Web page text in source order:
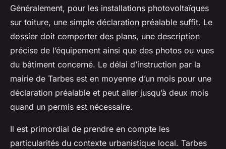
Généralement, pour les installations photovoltaïques
sur toiture, une simple déclaration préalable suffit. Le
dossier doit comporter des plans, une description
précise de l’équipement ainsi que des photos ou vues
du bâtiment concerné. Le délai d’instruction par la
mairie de Tarbes est en moyenne d’un mois pour une
déclaration préalable et peut aller jusqu’à deux mois
quand un permis est nécessaire.
Il est primordial de prendre en compte les
particularités du contexte urbanistique local. Tarbes